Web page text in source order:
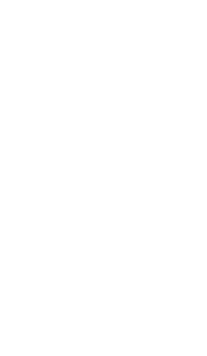
dirait que vous n'avez